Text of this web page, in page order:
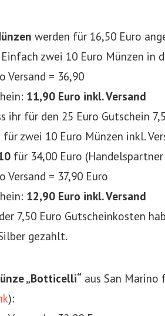
werden für 16,50 Euro
zwei 10 Euro Münzen in
Versand = 36,90
11,90 Euro inkl. Versand
ihr für den 25 Euro Gutschein
zwei 10 Euro Münzen inkl.
für 34,00 Euro
Versand = 37,90 Euro
12,90 Euro inkl. Versand
7,50 Euro Gutscheinkosten
gezahlt.
„Botticelli“ aus San Marino
):